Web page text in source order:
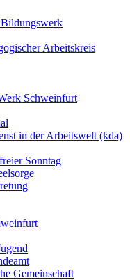
Arbeitskreis
Schweinfurt
in der Arbeitswelt (kda)
Sonntag
Gemeinschaft